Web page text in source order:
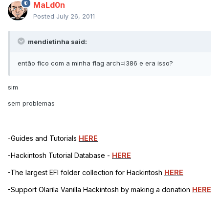
MaLd0n
Posted July 26, 2011
mendietinha said:
então fico com a minha flag arch=i386 e era isso?
sim
sem problemas
-Guides and Tutorials HERE
-Hackintosh Tutorial Database - HERE
-The largest EFI folder collection for Hackintosh HERE
-Support Olarila Vanilla Hackintosh by making a donation HERE